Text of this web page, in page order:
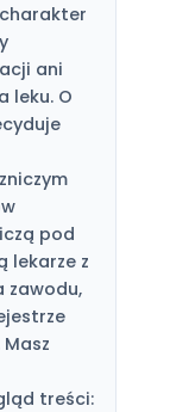
ani
leku. O
pod
lekarze z
zawodu,
treści: